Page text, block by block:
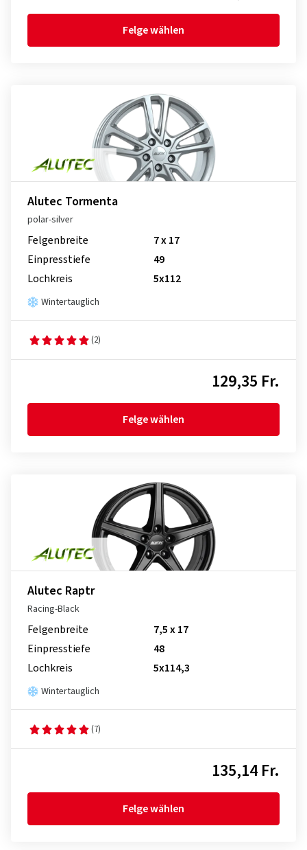
Felge wählen
Alutec Tormenta
polar-silver
Felgenbreite
7 x 17
Einpresstiefe
49
Lochkreis
5x112
Wintertauglich
(2)
129,35 Fr.
Felge wählen
Alutec Raptr
Racing-Black
Felgenbreite
7,5 x 17
Einpresstiefe
48
Lochkreis
5x114,3
Wintertauglich
(7)
135,14 Fr.
Felge wählen